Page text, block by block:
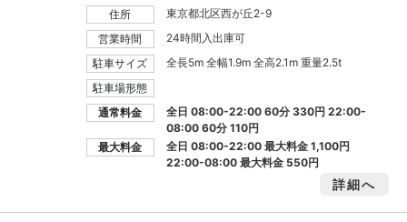
住所
東京都北区西が丘2-9
営業時間
24時間入出庫可
駐車サイズ
全長5m 全幅1.9m 全高2.1m 重量2.5t
駐車場形態
通常料金
全日 08:00-22:00 60分 330円 22:00-
08:00 60分 110円
最大料金
全日 08:00-22:00 最大料金1,100円
22:00-08:00 最大料金 550円
詳細へ